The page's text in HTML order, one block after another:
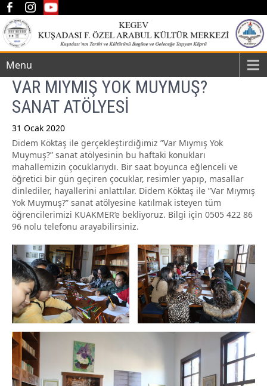
Menu
VAR MIYMIŞ YOK MUYMUŞ?
SANAT ATÖLYESİ
31 Ocak 2020
Didem Köktaş ile gerçekleştirdiğimiz ”Var Mıymış Yok
Muymuş?” sanat atölyesinin bu haftaki konukları
mahallemizin çocuklarıydı. Bir saat boyunca eğlenceli ve
öğretici bir gün geçiren çocuklar, resimler yapıp, masallar
dinlediler, hayallerini anlattılar. Didem Köktaş ile ”Var Mıymış
Yok Muymuş?” sanat atölyesine katılmak isteyen tüm
öğrencilerimizi KUAKMER’e bekliyoruz. Bilgi için 0505 422 86
96 nolu telefonu arayabilirsiniz.
Post
navigation